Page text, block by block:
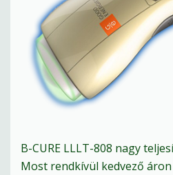
B-CURE LLLT-808 nagy
Most rendkívül kedvező áron